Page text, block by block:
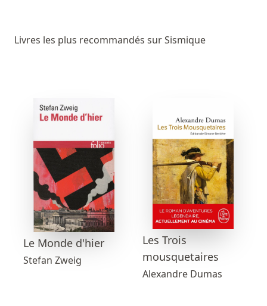
Livres les plus recommandés sur Sismique
Le Monde d'hier
Stefan Zweig
Les Trois
mousquetaires
Alexandre Dumas